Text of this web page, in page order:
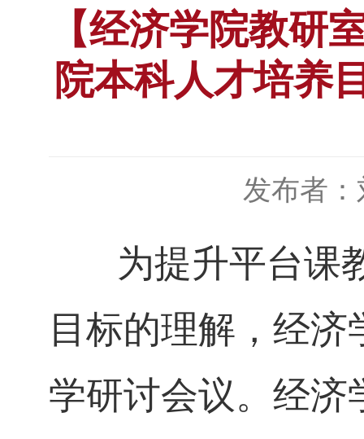
【经济学院教研
院本科人才培养
发布者：
为提升平台课
目标的理解，经
学研讨会议。经济